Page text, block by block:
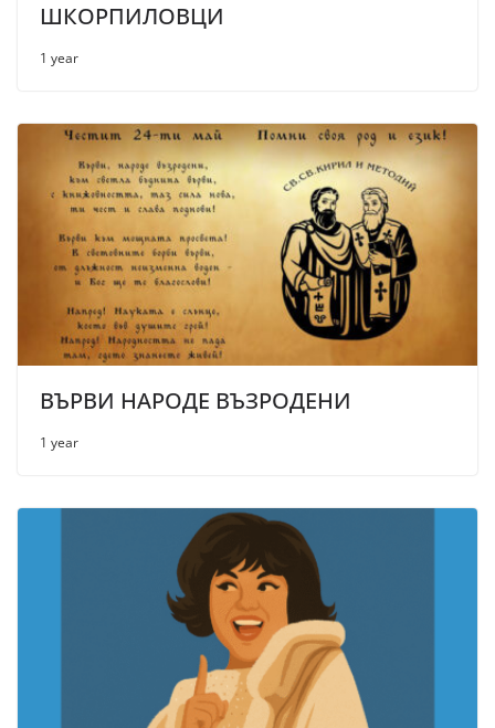
ШКОРПИЛОВЦИ
1 year
ВЪРВИ НАРОДЕ ВЪЗРОДЕНИ
1 year